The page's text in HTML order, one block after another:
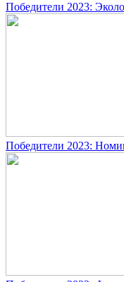
Победители 2023:
Победители 2023: